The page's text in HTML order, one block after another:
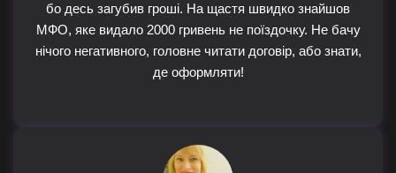
бо десь загубив гроші. На щастя швидко знайшов
МФО, яке видало 2000 гривень не поїздочку. Не бачу
нічого негативного, головне читати договір, або знати,
де оформляти!